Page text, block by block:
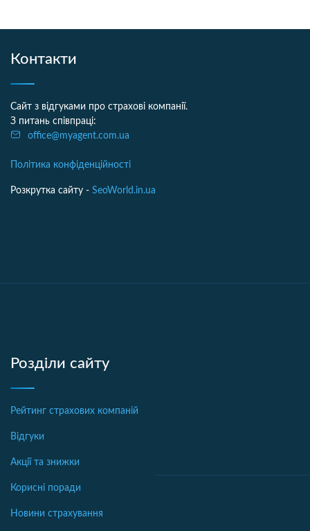
Контакти
Сайт з відгуками про страхові компанії.
З питань співпраці:
office@myagent.com.ua
Політика конфіденційності
Розкрутка сайту - SeoWorld.in.ua
Розділи сайту
Рейтинг страхових компаній
Відгуки
Акції та знижки
Корисні поради
Новини страхування